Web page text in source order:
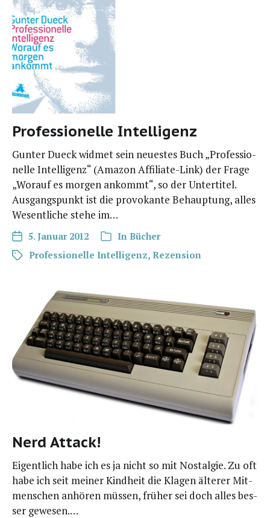
Professionelle Intelligenz
Gun­ter Dueck wid­met sein neu­es­tes Buch „Pro­fes­sio­
nel­le Intel­li­genz“ (Ama­zon Affi­­lia­­te-Link) der Fra­ge
„Wor­auf es mor­gen ankommt“, so der Unter­ti­tel.
Aus­gangs­punkt ist die pro­vo­kan­te Behaup­tung, alles
Wesent­li­che ste­he im…
5. Januar 2012 In Bücher
Professionelle Intelligenz, Rezension
Nerd Attack!
Eigent­lich habe ich es ja nicht so mit Nost­al­gie. Zu oft
habe ich seit mei­ner Kind­heit die Kla­gen älte­rer Mit­
men­schen anhö­ren müs­sen, frü­her sei doch alles bes­
ser gewesen.…